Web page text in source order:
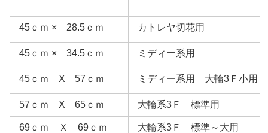
45ｃｍ × 28.5ｃｍ カトレヤ切花用
45ｃｍ × 34.5ｃｍ ミディー系用
45ｃｍ X 57ｃｍ ミディー系用 大輪3Ｆ小用
57ｃｍ X 65ｃｍ 大輪系3Ｆ 標準用
69ｃｍ Ｘ 69ｃｍ 大輪系3Ｆ 標準～大用